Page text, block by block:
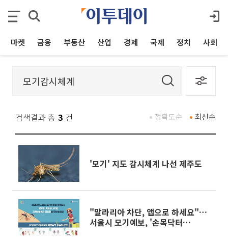
마켓 금융 부동산 산업 경제 국제 정치 사회
검색결과 총 3 건 최신순
정확도순
'모기' 지도 감시체계 나선 제주도
"말라리아 차단, 앱으로 하세요"…
서울시 모기예보, '손목닥터